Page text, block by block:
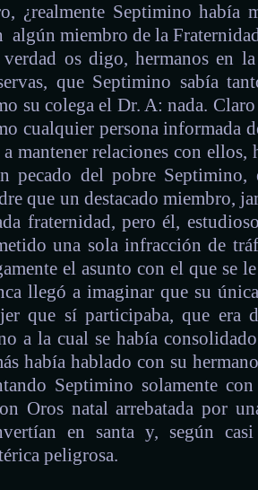
¿realmente Septimino había
algún miembro de la
os digo, hermanos en
que Septimino sabía
su colega el Dr. A: nada.
cualquier persona informada
mantener relaciones con
pecado del pobre
que un destacado miembro,
fraternidad, pero él,
una sola infracción de
el asunto con el que se
llegó a imaginar que su
que sí participaba, que era
a la cual se había
había hablado con su
Septimino solamente
Oros natal arrebatada por
en santa y, según
peligrosa.